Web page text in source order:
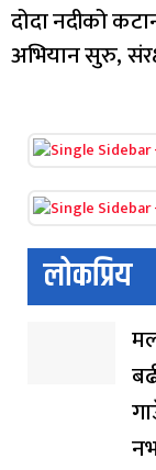
दोदा नदीको
अभियान सुरु,
लोकप्रिय